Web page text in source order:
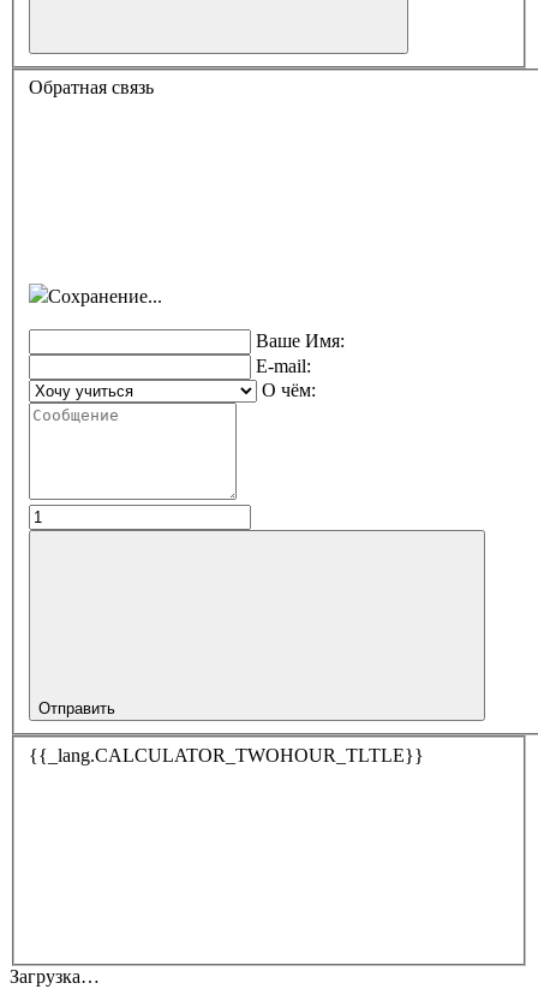
Обратная связь
Сохранение...
Ваше Имя:
E-mail:
О чём:
Отправить
{{_lang.CALCULATOR_TWOHOUR_TLTLE}}
Загрузка…